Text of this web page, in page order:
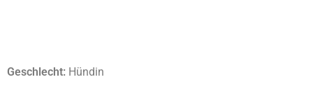
Geschlecht: Hündin